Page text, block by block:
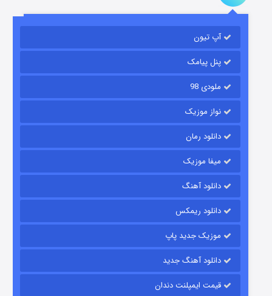
قسمت
آپ تیون
پنل پیامک
ملودی 98
نواز موزیک
دانلود رمان
میفا موزیک
دانلود آهنگ
دانلود ریمکس
موزیک جدید پاپ
دانلود آهنگ جدید
قیمت ایمپلنت دندان